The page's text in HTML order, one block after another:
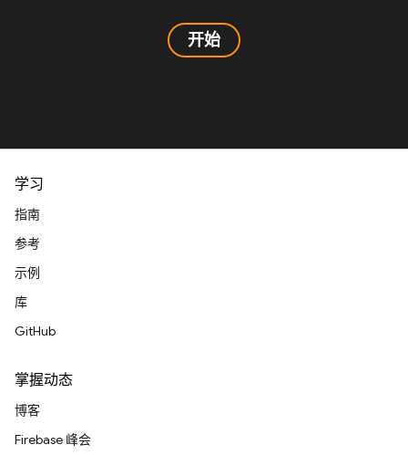
开始
学习
指南
参考
示例
库
GitHub
掌握动态
博客
Firebase 峰会